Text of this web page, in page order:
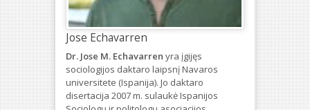
Jose Echavarren
Dr. Jose M. Echavarren yra įgijęs
sociologijos daktaro laipsnį Navaros
universitete (Ispanija). Jo daktaro
disertacija 2007 m. sulaukė Ispanijos